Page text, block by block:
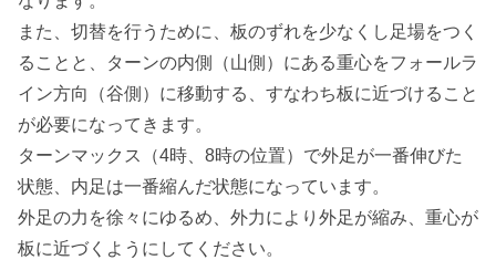
また、切替を行うために、板のずれを少なくし足場をつく
ることと、ターンの内側（山側）にある重心をフォールラ
イン方向（谷側）に移動する、すなわち板に近づけること
が必要になってきます。
ターンマックス（4時、8時の位置）で外足が一番伸びた
状態、内足は一番縮んだ状態になっています。
外足の力を徐々にゆるめ、外力により外足が縮み、重心が
板に近づくようにしてください。